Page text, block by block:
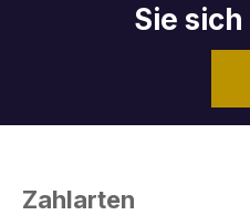
Sie sich
Zahlarten